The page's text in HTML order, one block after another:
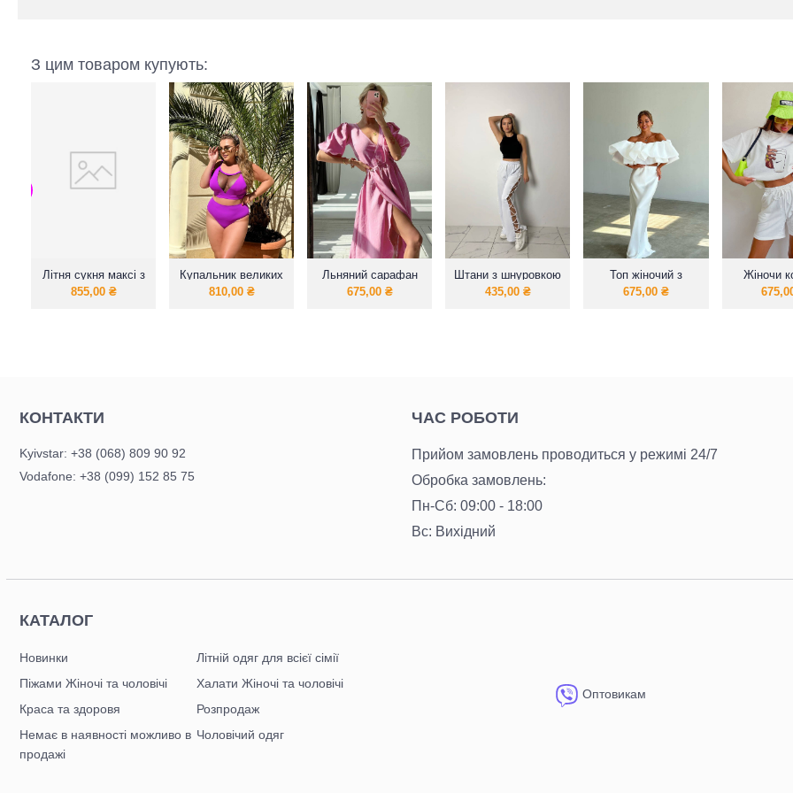
З цим товаром купують:
Літня сукня максі з
натуральної
855,00 ₴
Купальник великих
розмірів
810,00 ₴
Льняний сарафан
на запах
675,00 ₴
Штани з шнуровкою
435,00 ₴
Топ жіночий з
обьемними
675,00 ₴
Жіночи
КОНТАКТИ
Kyivstar: +38 (068) 809 90 92
Vodafone: +38 (099) 152 85 75
ЧАС РОБОТИ
Прийом замовлень проводиться у режимі 24/7
Обробка замовлень:
Пн-Сб: 09:00 - 18:00
Вс: Вихідний
КАТАЛОГ
Новинки
Літній одяг для всієї сімії
Піжами Жіночі та чоловічі
Халати Жіночі та чоловічі
Краса та здоровя
Розпродаж
Немає в наявності можливо в
продажі
Чоловічий одяг
Оптовикам